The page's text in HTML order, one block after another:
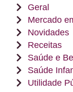
Geral
Mercado
Novidades
Receitas
Saúde e
Saúde
Utilidade